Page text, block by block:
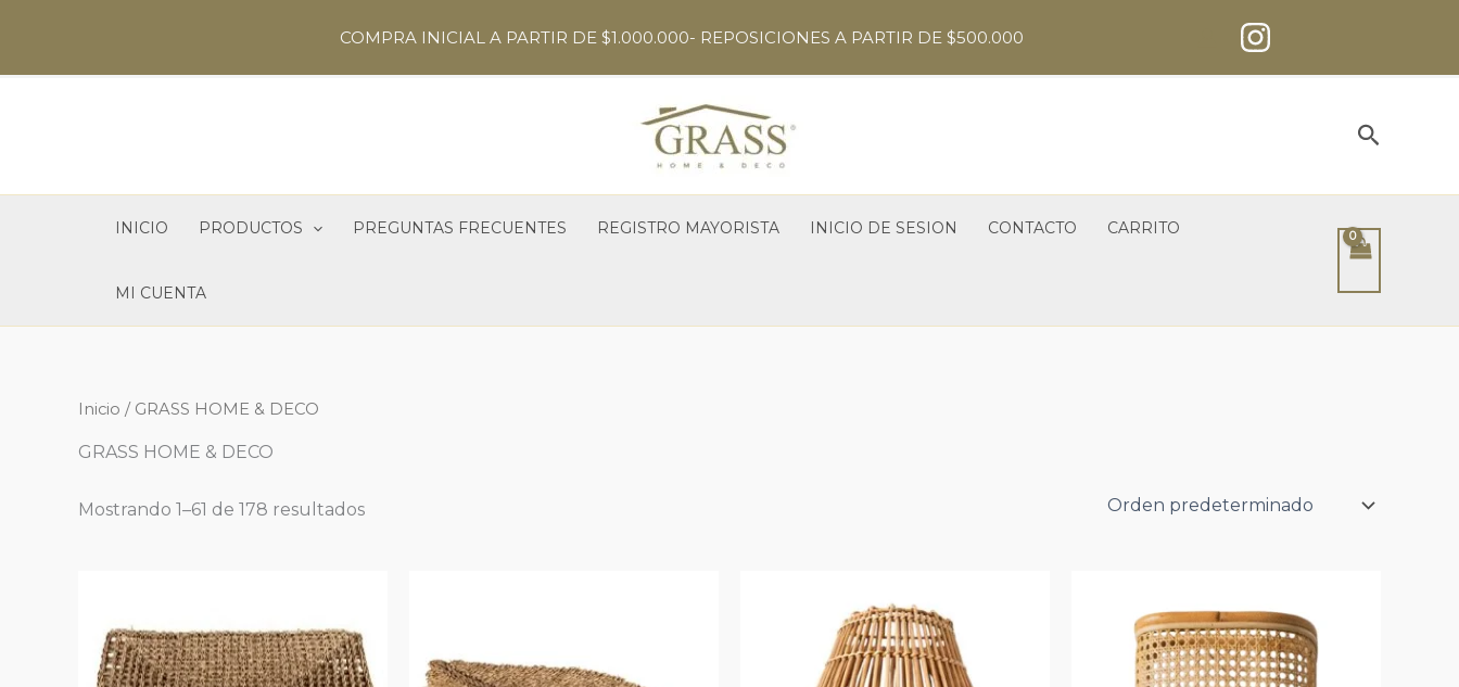
COMPRA INICIAL A PARTIR DE $1.000.000- REPOSICIONES A PARTIR DE $500.000
Buscar
INICIO PRODUCTOS PREGUNTAS FRECUENTES REGISTRO MAYORISTA INICIO DE SESION CONTACTO CARRITO
MI CUENTA
Inicio / GRASS HOME & DECO
GRASS HOME & DECO
Mostrando 1–61 de 178 resultados